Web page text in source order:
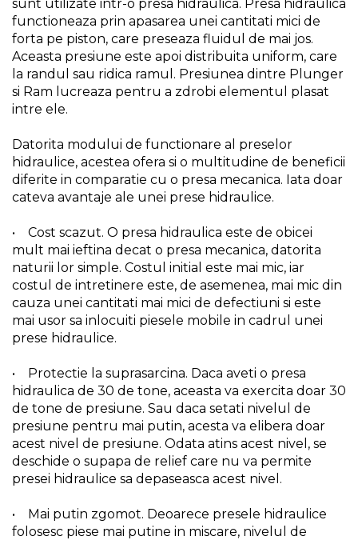
Truse reparatii anvelope
Dispozitiv Aerisire &
Schimbare Lichid Frana
Chingi Auto & Coarde
Elastice
Intretinere & Cosmetica
esapament
Surubelnite
Scule Tamplarie
Accesorii Pentru Taiat,
Gaurit si Slefuit
Truse Scule
Set Biti
Adaptoare Pentru Biti
Indoit Tevi
Ciocane Profesionale
Pile Metalice
Scule Electrician
sunt utilizate intr-o presa hidraulica. Presa hidraulica
functioneaza prin apasarea unei cantitati mici de
forta pe piston, care preseaza fluidul de mai jos.
Aceasta presiune este apoi distribuita uniform, care
la randul sau ridica ramul. Presiunea dintre Plunger
si Ram lucreaza pentru a zdrobi elementul plasat
intre ele.
Datorita modului de functionare al preselor
hidraulice, acestea ofera si o multitudine de beneficii
diferite in comparatie cu o presa mecanica. Iata doar
cateva avantaje ale unei prese hidraulice.
• Cost scazut. O presa hidraulica este de obicei
mult mai ieftina decat o presa mecanica, datorita
naturii lor simple. Costul initial este mai mic, iar
costul de intretinere este, de asemenea, mai mic din
cauza unei cantitati mai mici de defectiuni si este
mai usor sa inlocuiti piesele mobile in cadrul unei
prese hidraulice.
• Protectie la suprasarcina. Daca aveti o presa
hidraulica de 30 de tone, aceasta va exercita doar 30
de tone de presiune. Sau daca setati nivelul de
presiune pentru mai putin, acesta va elibera doar
acest nivel de presiune. Odata atins acest nivel, se
deschide o supapa de relief care nu va permite
presei hidraulice sa depaseasca acest nivel.
• Mai putin zgomot. Deoarece presele hidraulice
folosesc piese mai putine in miscare, nivelul de